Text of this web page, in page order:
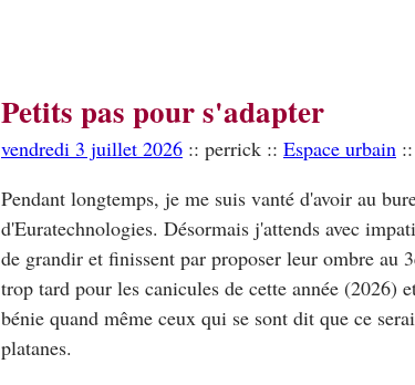
Petits pas pour s'adapter
vendredi 3 juillet 2026 :: perrick :: Espace urbain ::
Pendant longtemps, je me suis vanté d'avoir au
d'Euratechnologies. Désormais j'attends avec
de grandir et finissent par proposer leur ombre au
trop tard pour les canicules de cette année (2026)
bénie quand même ceux qui se sont dit que ce
platanes.